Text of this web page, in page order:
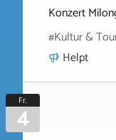
Konzert
#Kultur &
Helpt
Fr.
4